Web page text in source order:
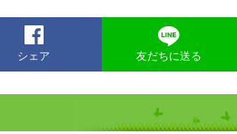
シェア 友だちに送る